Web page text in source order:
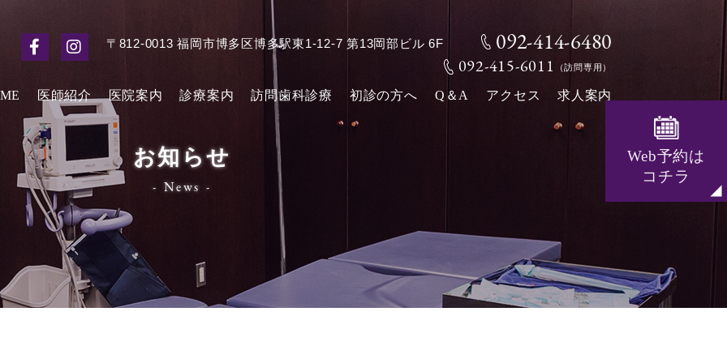
092-414-6480
092-415-6011 （訪問専用）
〒812-0013 福岡市博多区博多駅東1-12-7 第13岡部ビル 6F
医師紹介 医院案内 診療案内 訪問歯科診療 初診の方へ Q＆A アクセス 求人案内
Web予約は
コチラ
お知らせ
News